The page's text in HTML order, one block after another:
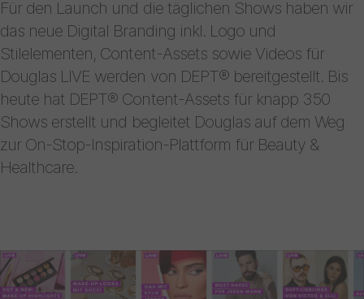
Für den Launch und die täglichen Shows haben wir
das neue Digital Branding inkl. Logo und
Stilelementen, Content-Assets sowie Videos für
Douglas LIVE werden von DEPT® bereitgestellt. Bis
heute hat DEPT® Content-Assets für knapp 350
Shows erstellt und begleitet Douglas auf dem Weg
zur On-Stop-Inspiration-Plattform für Beauty &
Healthcare.